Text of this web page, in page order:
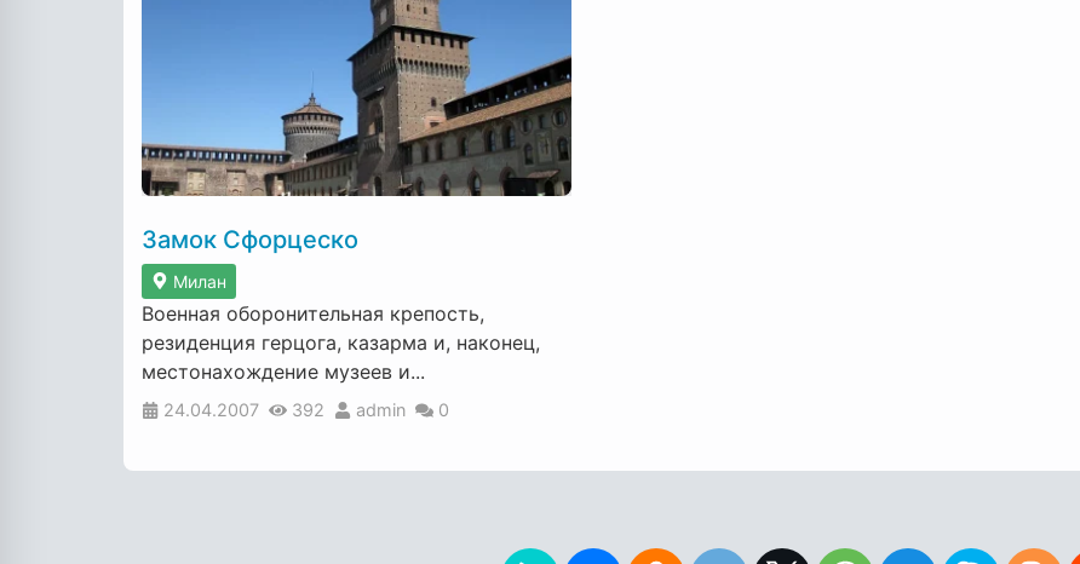
Замок Сфорцеско
Милан
Военная оборонительная крепость,
резиденция герцога, казарма и, наконец,
местонахождение музеев и...
24.04.2007 392 admin 0